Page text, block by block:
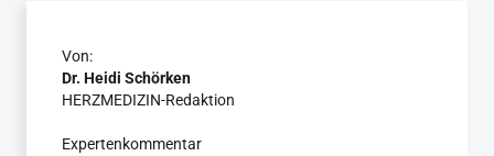
Von:
Dr. Heidi Schörken
HERZMEDIZIN-Redaktion
Expertenkommentar